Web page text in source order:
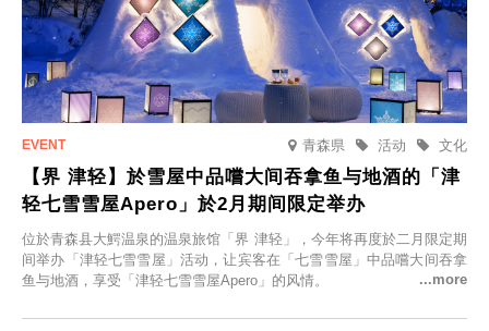
青森県 文化
活动
【界 津轻】於雪屋中品嚐大间吞拿鱼与地酒的「津
轻七雪雪屋Apero」於2月期间限定举办
位於青森县大鰐温泉的温泉旅馆「界 津轻」，今年将再度於二月限定期
间举办「津轻七雪雪屋」活动，让宾客在「七雪雪屋」中品嚐大间吞拿
鱼与地酒，享受「津轻七雪雪屋Apero」的风情。